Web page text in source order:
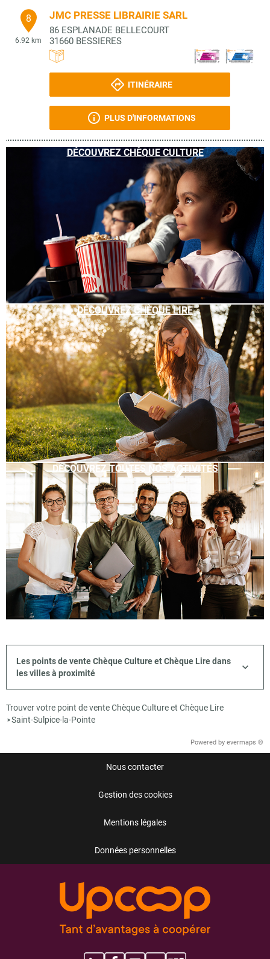
8
6.92 km
JMC PRESSE LIBRAIRIE SARL
86 ESPLANADE BELLECOURT
31660 BESSIERES
ITINÉRAIRE
PLUS D'INFORMATIONS
DÉCOUVREZ CHÈQUE CULTURE
DÉCOUVREZ CHÈQUE LIRE
DÉCOUVREZ TOUTES NOS ACTIVITÉS
Les points de vente Chèque Culture et Chèque Lire dans
les villes à proximité
Trouver votre point de vente Chèque Culture et Chèque Lire
>Saint-Sulpice-la-Pointe
Powered by evermaps ©
Nous contacter
Gestion des cookies
Mentions légales
Données personnelles